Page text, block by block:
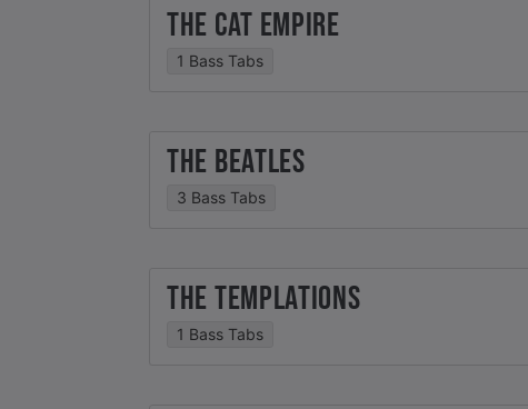
THE CAT EMPIRE
1 Bass Tabs
THE BEATLES
3 Bass Tabs
THE TEMPLATIONS
1 Bass Tabs